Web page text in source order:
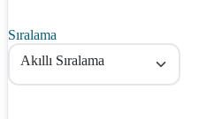
Sıralama
Akıllı Sıralama